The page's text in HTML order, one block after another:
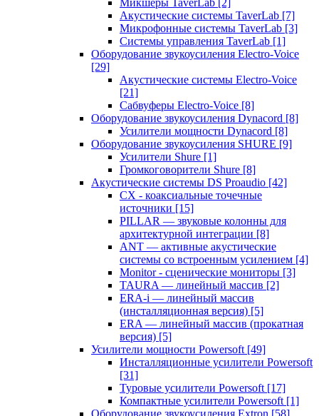
Микшеры TaverLab [2]
Акустические системы TaverLab [7]
Микрофонные системы TaverLab [3]
Системы управления TaverLab [1]
Оборудование звукоусиления Electro-Voice
[29]
Акустические системы Electro-Voice
[21]
Сабвуферы Electro-Voice [8]
Оборудование звукоусиления Dynacord [8]
Усилители мощности Dynacord [8]
Оборудование звукоусиления SHURE [9]
Усилители Shure [1]
Громкоговорители Shure [8]
Акустические системы DS Proaudio [42]
CX - коаксиальные точечные
источники [15]
PILLAR — звуковые колонны для
архитектурной интеграции [8]
ANT — активные акустические
системы со встроенным усилением [4]
Monitor - сценические мониторы [3]
TAURA — линейный массив [2]
ERA-i — линейный массив
(инсталляционная версия) [5]
ERA — линейный массив (прокатная
версия) [5]
Усилители мощности Powersoft [49]
Инсталляционные усилители Powersoft
[31]
Туровые усилители Powersoft [17]
Компактные усилители Powersoft [1]
Оборудование звукоусиления Extron [58]